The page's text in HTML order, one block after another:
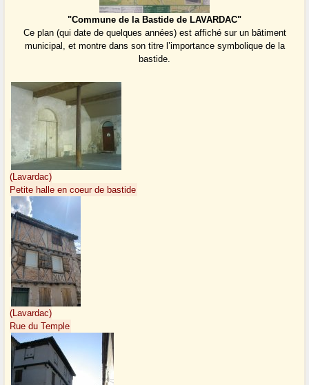
"Commune de la Bastide de LAVARDAC"
Ce plan (qui date de quelques années) est affiché sur un bâtiment
municipal, et montre dans son titre l’importance symbolique de la
bastide.
(Lavardac)
Petite halle en coeur de bastide
(Lavardac)
Rue du Temple